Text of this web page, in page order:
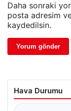
Daha sonraki
posta adresim
kaydedilsin.
Hava Durumu